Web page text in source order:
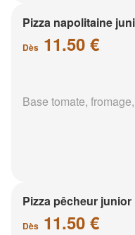
Pizza napolitaine
Dès 11.50 €
Base tomate,
Pizza pêcheur junior
Dès 11.50 €